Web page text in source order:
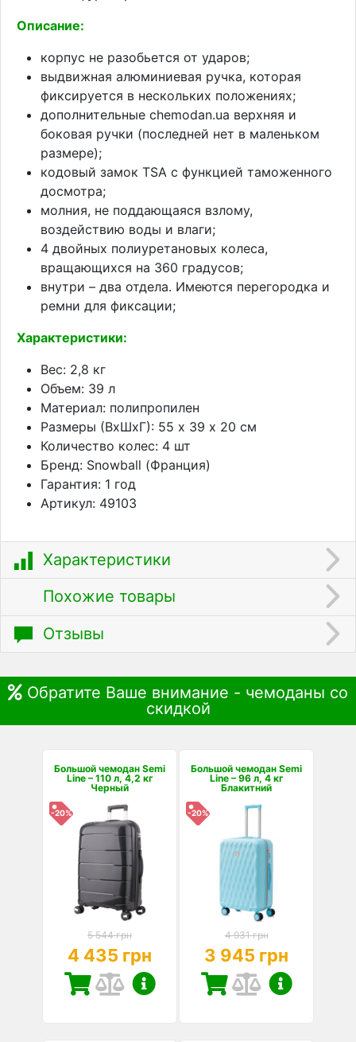
Описание:
корпус не разобьется от ударов;
выдвижная алюминиевая ручка, которая
фиксируется в нескольких положениях;
дополнительные chemodan.ua верхняя и
боковая ручки (последней нет в маленьком
размере);
кодовый замок TSA с функцией таможенного
досмотра;
молния, не поддающаяся взлому,
воздействию воды и влаги;
4 двойных полиуретановых колеса,
вращающихся на 360 градусов;
внутри – два отдела. Имеются перегородка и
ремни для фиксации;
Характеристики:
Вес: 2,8 кг
Объем: 39 л
Материал: полипропилен
Размеры (ВхШхГ): 55 х 39 х 20 см
Количество колес: 4 шт
Бренд: Snowball (Франция)
Гарантия: 1 год
Артикул: 49103
Характеристики
Похожие товары
Отзывы
Обратите Ваше внимание - чемоданы со
скидкой
Большой чемодан Semi
Line – 110 л, 4,2 кг
Черный
-20%
5 544 грн
4 435 грн
Большой чемодан Semi
Line – 96 л, 4 кг
Блакитний
-20%
4 931 грн
3 945 грн